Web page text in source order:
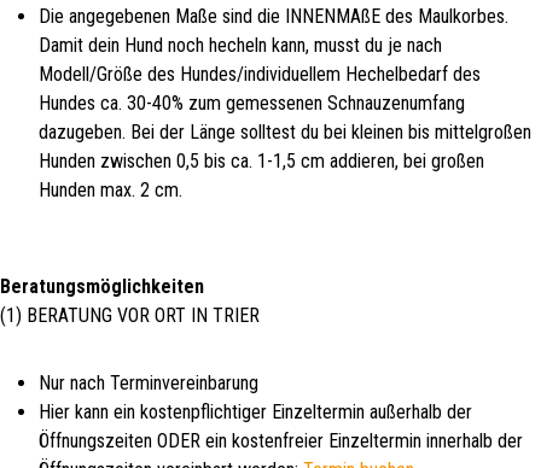
Die angegebenen Maße sind die INNENMAßE des Maulkorbes.
Damit dein Hund noch hecheln kann, musst du je nach
Modell/Größe des Hundes/individuellem Hechelbedarf des
Hundes ca. 30-40% zum gemessenen Schnauzenumfang
dazugeben. Bei der Länge solltest du bei kleinen bis mittelgroßen
Hunden zwischen 0,5 bis ca. 1-1,5 cm addieren, bei großen
Hunden max. 2 cm.
Beratungsmöglichkeiten
(1) BERATUNG VOR ORT IN TRIER
Nur nach Terminvereinbarung
Hier kann ein kostenpflichtiger Einzeltermin außerhalb der
Öffnungszeiten ODER ein kostenfreier Einzeltermin innerhalb der